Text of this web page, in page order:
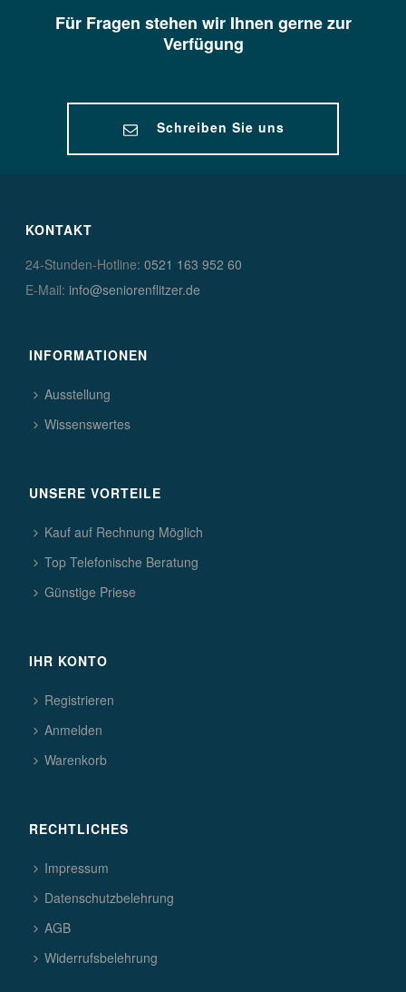
Für Fragen stehen wir Ihnen gerne zur
Verfügung
Schreiben Sie uns
KONTAKT
24-Stunden-Hotline:0521 163 952 60
E-Mail:info@seniorenflitzer.de
INFORMATIONEN
Ausstellung
Wissenswertes
UNSERE VORTEILE
Kauf auf Rechnung Möglich
Top Telefonische Beratung
Günstige Priese
IHR KONTO
Registrieren
Anmelden
Warenkorb
RECHTLICHES
Impressum
Datenschutzbelehrung
AGB
Widerrufsbelehrung